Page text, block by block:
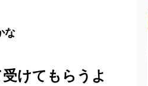
な
けてもらうよ